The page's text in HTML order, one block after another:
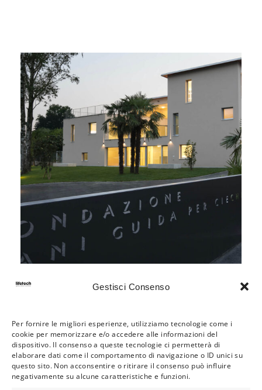
Gestisci Consenso
Per fornire le migliori esperienze, utilizziamo tecnologie come i
cookie per memorizzare e/o accedere alle informazioni del
dispositivo. Il consenso a queste tecnologie ci permetterà di
elaborare dati come il comportamento di navigazione o ID unici su
questo sito. Non acconsentire o ritirare il consenso può influire
negativamente su alcune caratteristiche e funzioni.
PROJECT 5656
Cancelli scorrevoli
PROJECT 6947